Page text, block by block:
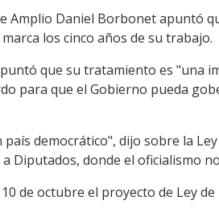
Amplio Daniel Borbonet apuntó
los cinco años de su trabajo.
que su tratamiento es "una
para que el Gobierno pueda
democrático", dijo sobre la
Diputados, donde el oficialismo
de octubre el proyecto de Ley